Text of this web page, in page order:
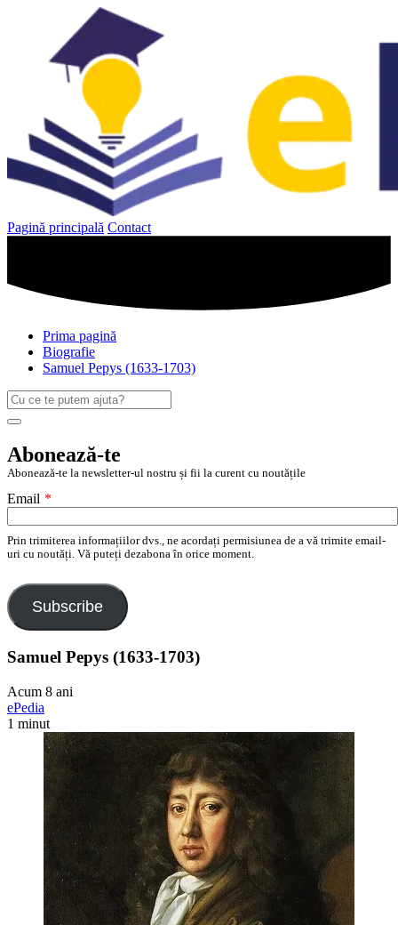
Pagină principală Contact
Prima pagină
Biografie
Samuel Pepys (1633-1703)
Caută
după:
Search
Abonează-te
Abonează-te la newsletter-ul nostru și fii la curent cu noutățile
Email *
Prin trimiterea informațiilor dvs., ne acordați permisiunea de a vă trimite email-
uri cu noutăți. Vă puteți dezabona în orice moment.
Subscribe
Samuel Pepys (1633-1703)
Acum 8 ani
ePedia
1 minut